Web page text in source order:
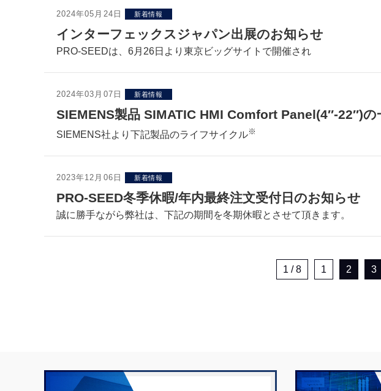
2024年05月24日 新着情報
インターフェックスジャパン出展のお知らせ
PRO-SEEDは、6月26日より東京ビッグサイトで開催され
2024年03月07日 新着情報
SIEMENS製品 SIMATIC HMI Comfort Panel(4″-22″)
SIEMENS社より下記製品のライフサイクル※
2023年12月06日 新着情報
PRO-SEED冬季休暇/年内最終注文受付日のお知らせ
誠に勝手ながら弊社は、下記の期間を冬期休暇とさせて頂きます。
1 / 8 1 2 3